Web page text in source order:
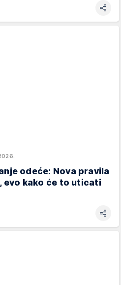
odeće: Nova pravila
evo kako će to uticati